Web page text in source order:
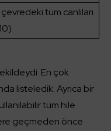
tüm canlıları
En çok
listeledik. Ayrıca bir
tüm hile
geçmeden önce